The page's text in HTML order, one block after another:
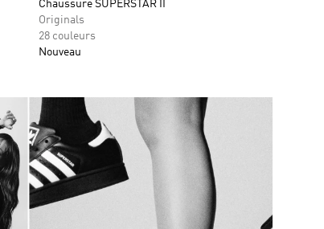
Chaussure SUPERSTAR II
Originals
28 couleurs
Nouveau